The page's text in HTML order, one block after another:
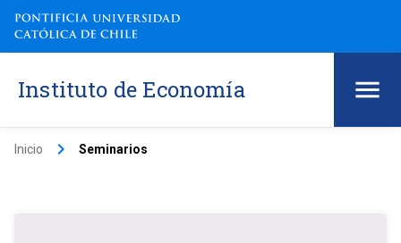
Instituto de Economía
Inicio keyboard_arrow_right Seminarios